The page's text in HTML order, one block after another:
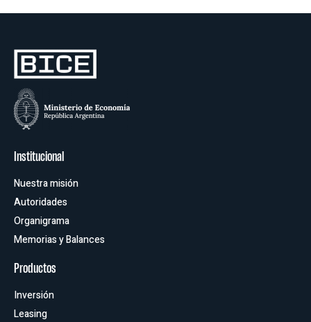
Institucional
Nuestra misión
Autoridades
Organigrama
Memorias y Balances
Productos
Inversión
Leasing